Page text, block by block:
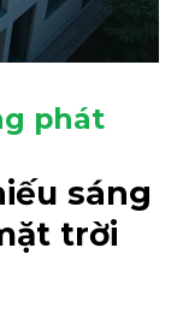
phát
sáng
trời